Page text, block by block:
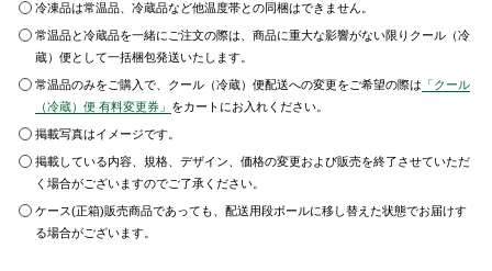
冷凍品は常温品、冷蔵品など他温度帯との同梱はできません。
常温品と冷蔵品を一緒にご注文の際は、商品に重大な影響がない限りクール（冷
蔵）便として一括梱包発送いたします。
常温品のみをご購入で、クール（冷蔵）便配送への変更をご希望の際は 「クール
（冷蔵）便 有料変更券」 をカートにお入れください。
掲載写真はイメージです。
掲載している内容、規格、デザイン、価格の変更および販売を終了させていただ
く場合がございますのでご了承ください。
ケース(正箱)販売商品であっても、配送用段ボールに移し替えた状態でお届けす
る場合がございます。